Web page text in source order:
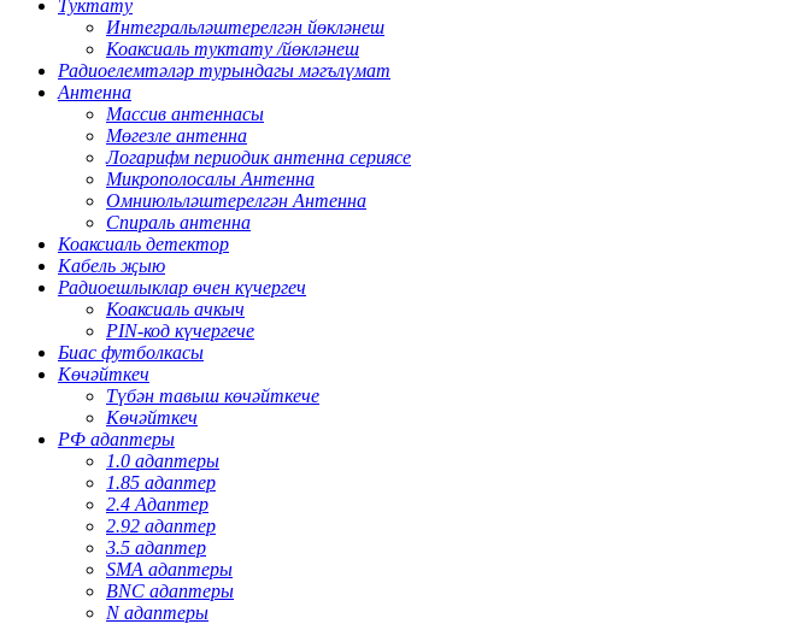
Туктату
Интегральләштерелгән йөкләнеш
Коаксиаль туктату /йөкләнеш
Радиоелемтәләр турындагы мәгълүмат
Антенна
Массив антеннасы
Мөгезле антенна
Логарифм периодик антенна сериясе
Микрополосалы Антенна
Омниюльләштерелгән Антенна
Спираль антенна
Коаксиаль детектор
Кабель җыю
Радиоешлыклар өчен күчергеч
Коаксиаль ачкыч
PIN-код күчергече
Биас футболкасы
Көчәйткеч
Түбән тавыш көчәйткече
Көчәйткеч
РФ адаптеры
1.0 адаптеры
1.85 адаптер
2.4 Адаптер
2.92 адаптер
3.5 адаптер
SMA адаптеры
BNC адаптеры
N адаптеры